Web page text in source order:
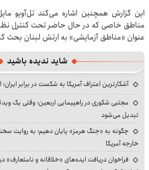
این گزارش همچنین اشاره می‌کند تل‌آویو
مناطق خاصی که در حال حاضر تحت کنترل
عنوان «مناطق آزمایشی» به ارتش لبنان بحث
شاید ندیده باشید
آشکارترین اعتراف آمریکا به شکست در برابر ایران؛
مجتبی شکوری در راهپیمایی اربعین؛ وقتی یک
تبدیل می‌شود
چگونه به «جنگ هرمز» پایان دهیم؛ به روایت
خارجه آمریکا
فراخوان دریافت ایده‌های «خلاقانه و نامتعارف»